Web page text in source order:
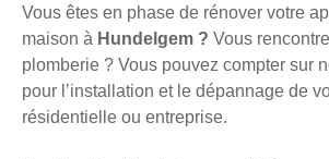
Vous êtes en phase de rénover votre
maison à Hundelgem ? Vous
plomberie ? Vous pouvez compter sur
pour l’installation et le dépannage de
résidentielle ou entreprise.